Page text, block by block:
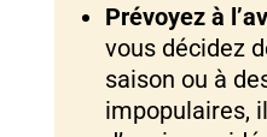
Prévoyez à
vous décidez
saison ou à
impopulaires,